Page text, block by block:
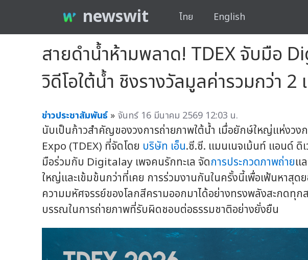
newswit ไทย English
สายดำน้ำห้ามพลาด! TDEX จับมือ
วิดีโอใต้น้ำ ชิงรางวัลมูลค่ารวมกว่า 2
ข่าวประชาสัมพันธ์ » จันทร์ 16 มีนาคม 2569 12:03 น.
นับเป็นก้าวสำคัญของวงการถ่ายภาพใต้น้ำ เมื่อยักษ์ใหญ่แห่งว
Expo (TDEX) ที่จัดโดย บริษัท เอ็น.ซี.ซี. แมนเนจเม้นท์ แอนด์ ดิ
มือร่วมกับ Digitalay เพจคนรักทะเล จัดการประกวดภาพถ่ายแ
ใหญ่และเข้มข้นกว่าที่เคย การร่วมงานกันในครั้งนี้เพื่อเฟ้นหาสุด
ความมหัศจรรย์ของโลกสีครามออกมาได้อย่างทรงพลังสะกดทุ
บรรณในการถ่ายภาพที่รับผิดชอบต่อธรรมชาติอย่างยั่งยืน